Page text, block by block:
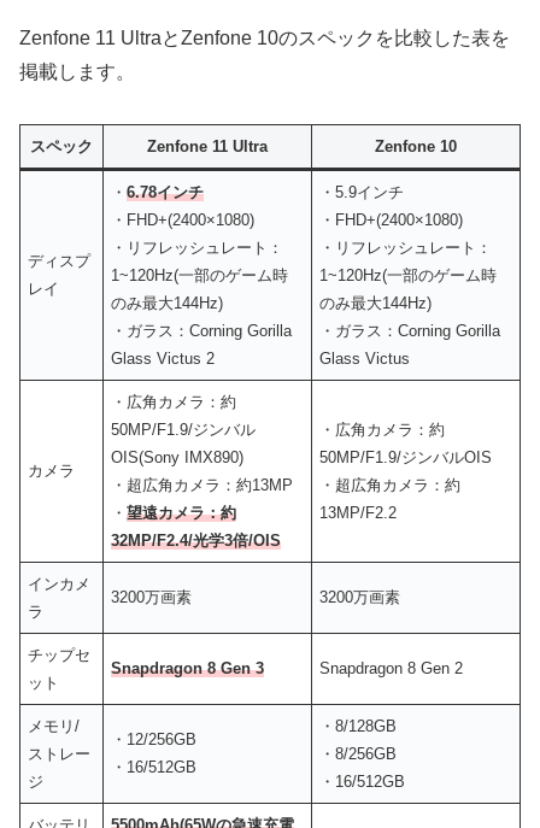
Zenfone 11 UltraとZenfone 10のスペックを比較した表を
掲載します。
スペック Zenfone 11 Ultra Zenfone 10
ディスプ
レイ
・6.78インチ
・FHD+(2400×1080)
・リフレッシュレート：
1~120Hz(一部のゲーム時
のみ最大144Hz)
・ガラス：Corning Gorilla
Glass Victus 2
・5.9インチ
・FHD+(2400×1080)
・リフレッシュレート：
1~120Hz(一部のゲーム時
のみ最大144Hz)
・ガラス：Corning Gorilla
Glass Victus
カメラ
・広角カメラ：約
50MP/F1.9/ジンバル
OIS(Sony IMX890)
・超広角カメラ：約13MP
・望遠カメラ：約
32MP/F2.4/光学3倍/OIS
・広角カメラ：約
50MP/F1.9/ジンバルOIS
・超広角カメラ：約
13MP/F2.2
インカメ
ラ
3200万画素 3200万画素
チップセ
ット
Snapdragon 8 Gen 3 Snapdragon 8 Gen 2
メモリ/
ストレー
ジ
・12/256GB
・16/512GB
・8/128GB
・8/256GB
・16/512GB